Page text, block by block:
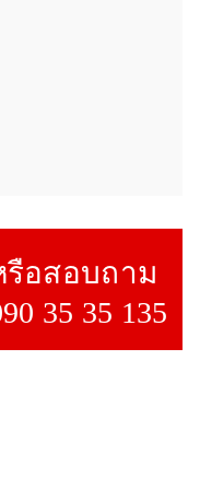
อสอบถาม
35 35 135